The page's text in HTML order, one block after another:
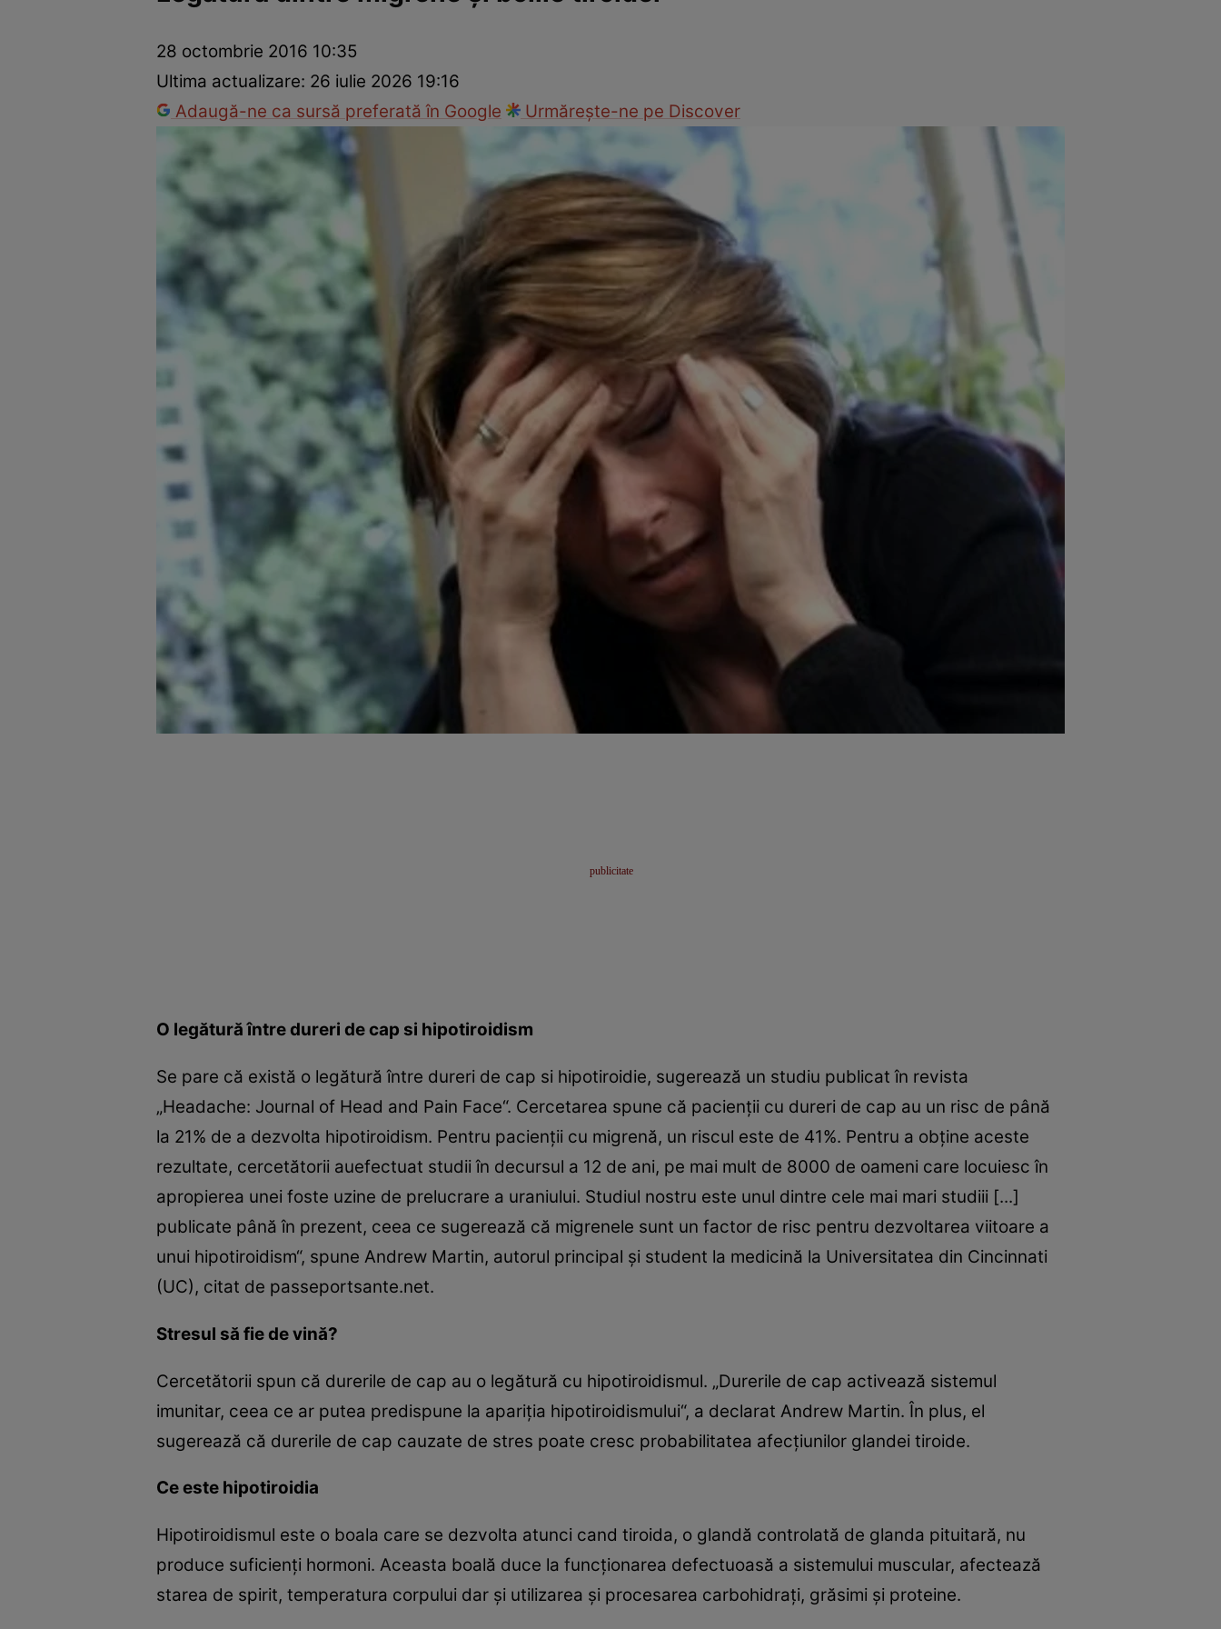
Prevenție și tratamentRemedii naturisteMedicii răspund
28 octombrie 2016 10:35
Ultima actualizare: 26 iulie 2026 19:16
Adaugă-ne ca sursă preferată în Google
Urmărește-ne pe Discover
O legătură între dureri de cap si hipotiroidism
Se pare că există o legătură între dureri de cap si hipotiroidie, sugerează un studiu publicat în revista
„Headache: Journal of Head and Pain Face“. Cercetarea spune că pacienţii cu dureri de cap au un risc de până
la 21% de a dezvolta hipotiroidism. Pentru pacienţii cu migrenă, un riscul este de 41%. Pentru a obţine aceste
rezultate, cercetătorii auefectuat studii în decursul a 12 de ani, pe mai mult de 8000 de oameni care locuiesc în
apropierea unei foste uzine de prelucrare a uraniului. Studiul nostru este unul dintre cele mai mari studiii [...]
publicate până în prezent, ceea ce sugerează că migrenele sunt un factor de risc pentru dezvoltarea viitoare a
unui hipotiroidism“, spune Andrew Martin, autorul principal şi student la medicină la Universitatea din Cincinnati
(UC), citat de passeportsante.net.
Stresul să fie de vină?
Cercetătorii spun că durerile de cap au o legătură cu hipotiroidismul. „Durerile de cap activează sistemul
imunitar, ceea ce ar putea predispune la apariţia hipotiroidismului“, a declarat Andrew Martin. În plus, el
sugerează că durerile de cap cauzate de stres poate cresc probabilitatea afecţiunilor glandei tiroide.
Ce este hipotiroidia
Hipotiroidismul este o boala care se dezvolta atunci cand tiroida, o glandă controlată de glanda pituitară, nu
produce suficienţi hormoni. Aceasta boală duce la funcţionarea defectuoasă a sistemului muscular, afectează
starea de spirit, temperatura corpului dar şi utilizarea şi procesarea carbohidraţi, grăsimi şi proteine.